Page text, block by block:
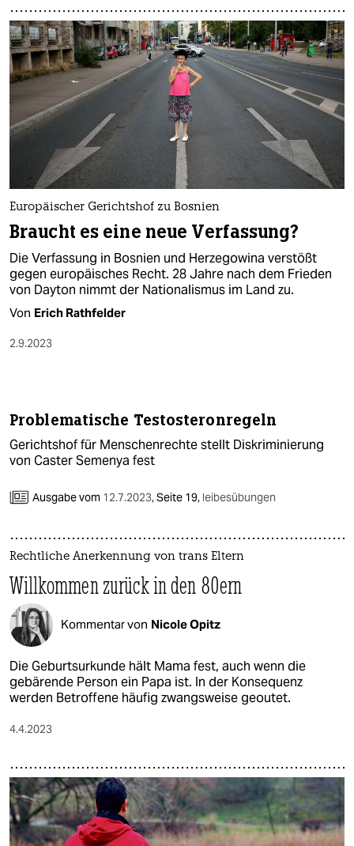
Europäischer Gerichtshof zu Bosnien
Braucht es eine neue Verfassung?
Die Verfassung in Bosnien und Herzegowina verstößt
gegen europäisches Recht. 28 Jahre nach dem Frieden
von Dayton nimmt der Nationalismus im Land zu.
Von Erich Rathfelder
2.9.2023
Problematische Testosteronregeln
Gerichtshof für Menschenrechte stellt Diskriminierung
von Caster Semenya fest
Ausgabe vom 12.7.2023,Seite 19, leibesübungen
Rechtliche Anerkennung von trans Eltern
Willkommen zurück in den 80ern
Kommentar von Nicole Opitz
Die Geburtsurkunde hält Mama fest, auch wenn die
gebärende Person ein Papa ist. In der Konsequenz
werden Betroffene häufig zwangsweise geoutet.
4.4.2023